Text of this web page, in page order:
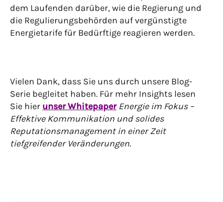
dem Laufenden darüber, wie die Regierung und
die Regulierungsbehörden auf vergünstigte
Energietarife für Bedürftige reagieren werden.
Vielen Dank, dass Sie uns durch unsere Blog-
Serie begleitet haben. Für mehr Insights lesen
Sie hier unser Whitepaper Energie im Fokus –
Effektive Kommunikation und solides
Reputationsmanagement in einer Zeit
tiefgreifender Veränderungen.